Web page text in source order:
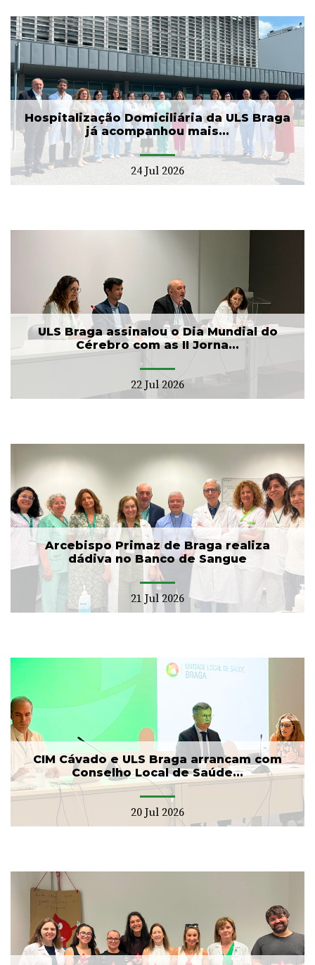
Hospitalização Domiciliária da ULS Braga
já acompanhou mais...
24 Jul 2026
ULS Braga assinalou o Dia Mundial do
Cérebro com as II Jorna...
22 Jul 2026
Arcebispo Primaz de Braga realiza
dádiva no Banco de Sangue
21 Jul 2026
CIM Cávado e ULS Braga arrancam com
Conselho Local de Saúde...
20 Jul 2026